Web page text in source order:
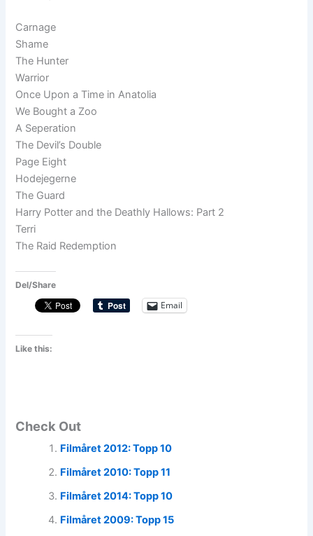
Carnage
Shame
The Hunter
Warrior
Once Upon a Time in Anatolia
We Bought a Zoo
A Seperation
The Devil’s Double
Page Eight
Hodejegerne
The Guard
Harry Potter and the Deathly Hallows: Part 2
Terri
The Raid Redemption
Del/Share
Email
Like this:
Check Out
Filmåret 2012: Topp 10
Filmåret 2010: Topp 11
Filmåret 2014: Topp 10
Filmåret 2009: Topp 15